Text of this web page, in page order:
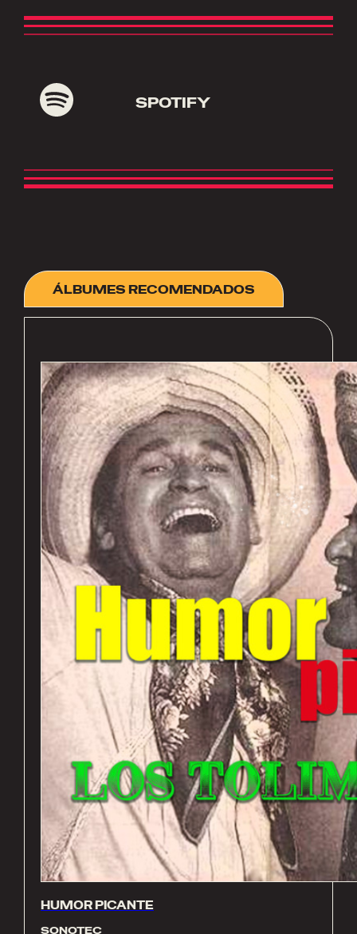
SPOTIFY
ÁLBUMES RECOMENDADOS
HUMOR PICANTE
SONOTEC